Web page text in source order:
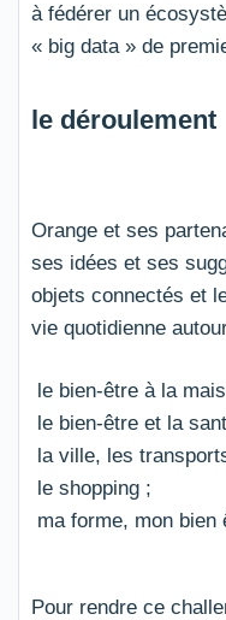
à fédérer un
« big data » de
le déroulement
Orange et ses
ses idées et ses
objets connectés et
vie quotidienne
le bien-être à la
le bien-être et la
la ville, les
le shopping ;
ma forme, mon bien
Pour rendre ce